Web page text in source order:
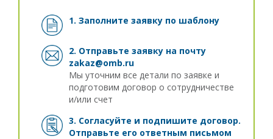
1. Заполните заявку по шаблону
2. Отправьте заявку на почту
zakaz@omb.ru
Мы уточним все детали по заявке и
подготовим договор о сотрудничестве
и/или счет
3. Согласуйте и подпишите договор.
Отправьте его ответным письмом